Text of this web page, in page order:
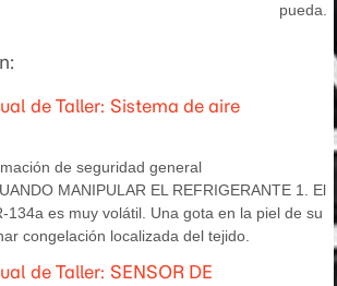
pueda.
de Taller: Sistema de aire
de seguridad general
MANIPULAR EL REFRIGERANTE 1. El
134a es muy volátil. Una gota en la piel de su
congelación localizada del tejido.
de Taller: SENSOR DE